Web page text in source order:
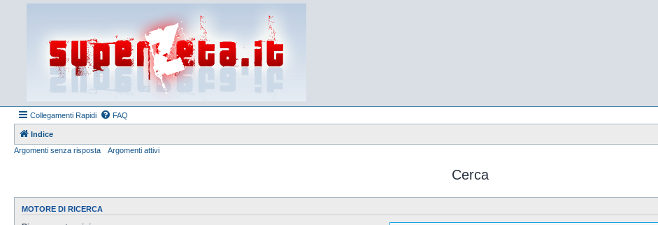
Collegamenti Rapidi FAQ
Indice
Argomenti senza risposta
Argomenti attivi
Cerca
MOTORE DI RICERCA